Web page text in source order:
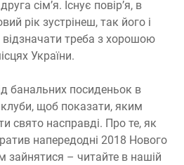
сім’я. Існує повір’я, в
рік зустрінеш, так його і
треба з хорошою
України.
банальних посиденьок в
клуби, щоб показати, яким
свято насправді. Про те, як
напередодні 2018 Нового
зайнятися – читайте в нашій